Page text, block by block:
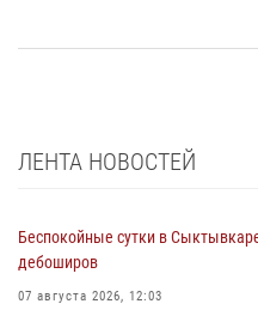
ЛЕНТА НОВОСТЕЙ
Беспокойные сутки в
дебоширов
07 августа 2026, 12:03